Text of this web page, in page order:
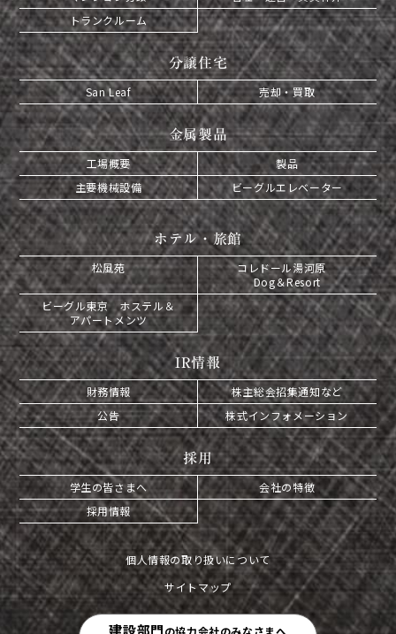
トランクルーム
分譲住宅
San Leaf 売却・買取
金属製品
工場概要
製品
主要機械設備
ビーグルエレベーター
ホテル・旅館
松風苑
コレドール湯河原
Dog＆Resort
ビーグル東京 ホステル＆
アパートメンツ
IR情報
財務情報
株主総会招集通知など
公告
株式インフォメーション
採用
学生の皆さまへ
会社の特徴
採用情報
個人情報の取り扱いについて
サイトマップ
建設部門の協力会社のみなさまへ